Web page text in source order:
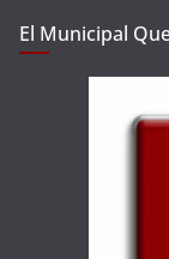
El Municipal